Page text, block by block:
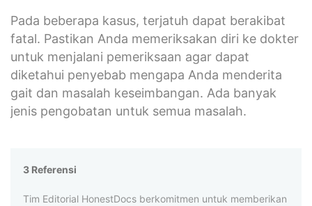
Pada beberapa kasus, terjatuh dapat berakibat
fatal. Pastikan Anda memeriksakan diri ke dokter
untuk menjalani pemeriksaan agar dapat
diketahui penyebab mengapa Anda menderita
gait dan masalah keseimbangan. Ada banyak
jenis pengobatan untuk semua masalah.
3 Referensi
Tim Editorial HonestDocs berkomitmen untuk memberikan